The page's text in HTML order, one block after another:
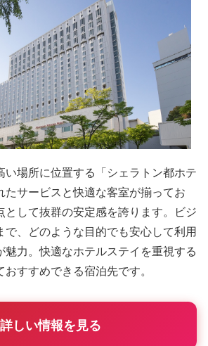
い場所に位置する「シェラトン都ホテ
たサービスと快適な客室が揃ってお
として抜群の安定感を誇ります。ビジ
で、どのような目的でも安心して利用
魅力。快適なホテルステイを重視する
すすめできる宿泊先です。
詳しい情報を見る